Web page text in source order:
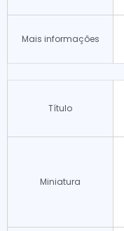
Mais informações
Título
Miniatura